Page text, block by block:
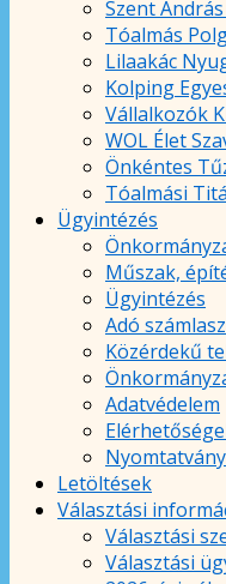
Szent
Tóalmás
Lilaakác
Kolping
Vállalkozók
WOL Élet
Önkéntes
Tóalmási
Ügyintézés
Műszak,
Ügyintézés
Adó
Közérdekű
Adatvédelem
Letöltések
Választási
Választási
Választási